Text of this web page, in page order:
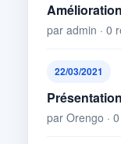
par admin · 0
22/03/2021
Présentation
par Orengo ·